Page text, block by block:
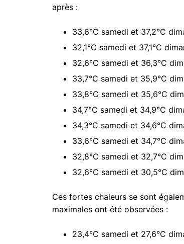
après :
33,6°C samedi et 37,2°C
32,1°C samedi et 37,1°C
32,6°C samedi et 36,3°C
33,7°C samedi et 35,9°C
33,8°C samedi et 35,6°C
34,7°C samedi et 34,9°C
34,3°C samedi et 34,6°C
33,6°C samedi et 34,7°C
32,8°C samedi et 32,7°C
32,6°C samedi et 30,5°C
Ces fortes chaleurs se sont
maximales ont été observées :
23,4°C samedi et 27,6°C